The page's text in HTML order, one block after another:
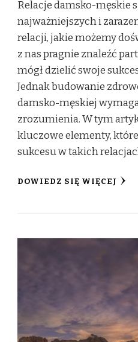
Relacje damsko-męskie
najważniejszych i
relacji, jakie możemy
z nas pragnie znaleźć
mógł dzielić swoje
Jednak budowanie
damsko-męskiej
zrozumienia. W tym
kluczowe elementy,
sukcesu w takich
DOWIEDZ SIĘ WIĘCEJ